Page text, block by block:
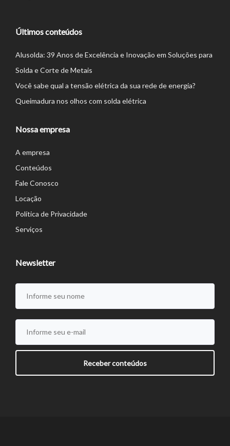
Últimos conteúdos
Alusolda: 39 Anos de Excelência e Inovação em Soluções para
Solda e Corte de Metais
Você sabe qual a tensão elétrica da sua rede de energia?
Queimadura nos olhos com solda elétrica
Nossa empresa
A empresa
Conteúdos
Fale Conosco
Locação
Política de Privacidade
Serviços
Newsletter